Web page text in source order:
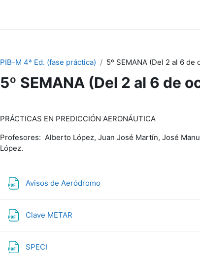
PIB-M 4ª Ed. (fase práctica) 5º SEMANA (Del 2 al 6 de
5º SEMANA (Del 2 al 6 de
Résumé de section
PRÁCTICAS EN PREDICCIÓN AERONÁUTICA
Profesores: Alberto López, Juan José Martín, José
López.
Avisos de Aeródromo
Clave METAR
SPECI